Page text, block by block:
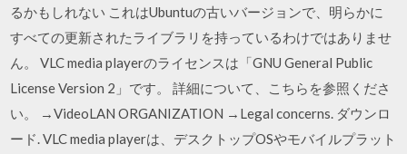
るかもしれない これはUbuntuの古いバージョンで、明らかに
すべての更新されたライブラリを持っているわけではありませ
ん。 VLC media playerのライセンスは「GNU General Public
License Version 2」です。 詳細について、こちらを参照くださ
い。 →VideoLAN ORGANIZATION →Legal concerns. ダウンロ
ード. VLC media playerは、デスクトップOSやモバイルプラット